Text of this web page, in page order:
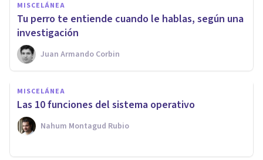
MISCELÁNEA
​Tu perro te entiende cuando le hablas, según una
investigación
Juan Armando Corbin
MISCELÁNEA
Las 10 funciones del sistema operativo
Nahum Montagud Rubio